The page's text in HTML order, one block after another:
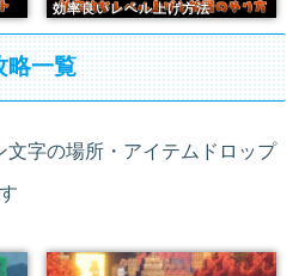
効率良いレベル上げ方法
略一覧
文字の場所・アイテムドロップ